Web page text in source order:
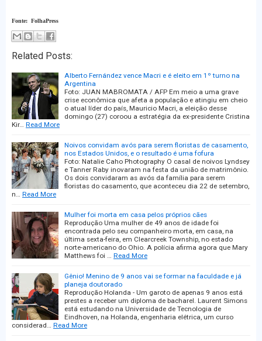
Fonte: FolhaPress
Related Posts:
Alberto Fernández vence Macri e é eleito em 1º turno na
Argentina
Foto: JUAN MABROMATA / AFP Em meio a uma grave
crise econômica que afeta a população e atingiu em cheio
o atual líder do país, Mauricio Macri, a eleição desse
domingo (27) coroou a estratégia da ex-presidente Cristina
Kir… Read More
Noivos convidam avós para serem floristas de casamento,
nos Estados Unidos, e o resultado é uma fofura
Foto: Natalie Caho Photography O casal de noivos Lyndsey
e Tanner Raby inovaram na festa da união de matrimônio.
Os dois convidaram as avós da família para serem
floristas do casamento, que aconteceu dia 22 de setembro,
n… Read More
Mulher foi morta em casa pelos próprios cães
Reprodução Uma mulher de 49 anos de idade foi
encontrada pelo seu companheiro morta, em casa, na
última sexta-feira, em Clearcreek Township, no estado
norte-americano do Ohio. A polícia afirma agora que Mary
Matthews foi … Read More
Gênio! Menino de 9 anos vai se formar na faculdade e já
planeja doutorado
Reprodução Holanda - Um garoto de apenas 9 anos está
prestes a receber um diploma de bacharel. Laurent Simons
está estudando na Universidade de Tecnologia de
Eindhoven, na Holanda, engenharia elétrica, um curso
considerad… Read More